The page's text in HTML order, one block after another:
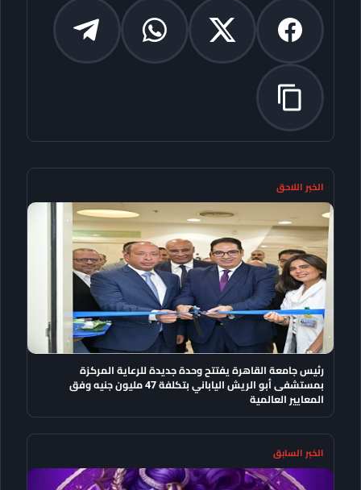
الخبر اللاحق
رئيس جامعة القاهرة يفتتح وحدة جديدة للرعاية المركزة
بمستشفى أبو الريش الياباني بتكلفة 47 مليون جنيه وفق
المعايير العالمية
الخبر السابق